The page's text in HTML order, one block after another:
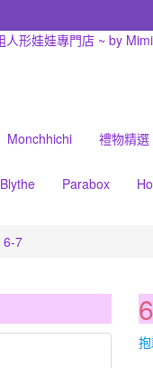
Monchhichi 禮物精選
Blythe Parabox
6-7